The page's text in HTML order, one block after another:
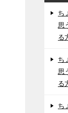
ち
思
る
ち
思
る
ち